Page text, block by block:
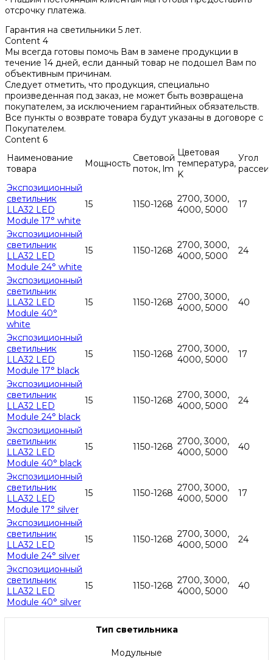
отсрочку платежа.
Гарантия на светильники 5 лет.
Content 4
Мы всегда готовы помочь Вам в замене продукции в
течение 14 дней, если данный товар не подошел Вам по
объективным причинам.
Следует отметить, что продукция, специально
произведенная под заказ, не может быть возвращена
покупателем, за исключением гарантийных обязательств.
Все пункты о возврате товара будут указаны в договоре с
Покупателем.
Content 6
Наименование
товара
Мощность Световой
поток, lm
Цветовая
температура,
K
Угол
Экспозиционный
светильник
LLA32 LED
Module 17° white
15 1150-1268 2700, 3000,
4000, 5000
17
Экспозиционный
светильник
LLA32 LED
Module 24° white
15 1150-1268 2700, 3000,
4000, 5000
24
Экспозиционный
светильник
LLA32 LED
Module 40°
white
15 1150-1268 2700, 3000,
4000, 5000
40
Экспозиционный
светильник
LLA32 LED
Module 17° black
15 1150-1268 2700, 3000,
4000, 5000
17
Экспозиционный
светильник
LLA32 LED
Module 24° black
15 1150-1268 2700, 3000,
4000, 5000
24
Экспозиционный
светильник
LLA32 LED
Module 40° black
15 1150-1268 2700, 3000,
4000, 5000
40
Экспозиционный
светильник
LLA32 LED
Module 17° silver
15 1150-1268 2700, 3000,
4000, 5000
17
Экспозиционный
светильник
LLA32 LED
Module 24° silver
15 1150-1268 2700, 3000,
4000, 5000
24
Экспозиционный
светильник
LLA32 LED
Module 40° silver
15 1150-1268 2700, 3000,
4000, 5000
40
Тип светильника
Модульные